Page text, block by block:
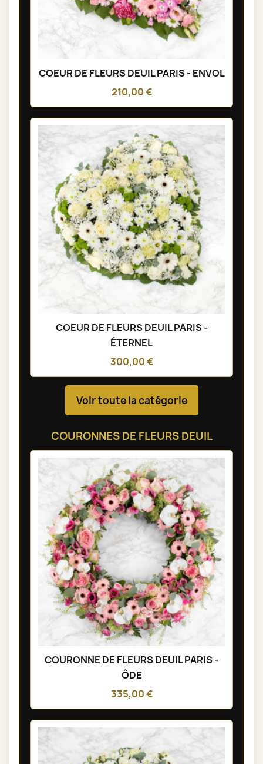
COEUR DE FLEURS DEUIL PARIS - ENVOL
210,00 €
COEUR DE FLEURS DEUIL PARIS -
ÉTERNEL
300,00 €
Voir toute la catégorie
COURONNES DE FLEURS DEUIL
COURONNE DE FLEURS DEUIL PARIS -
ÔDE
335,00 €